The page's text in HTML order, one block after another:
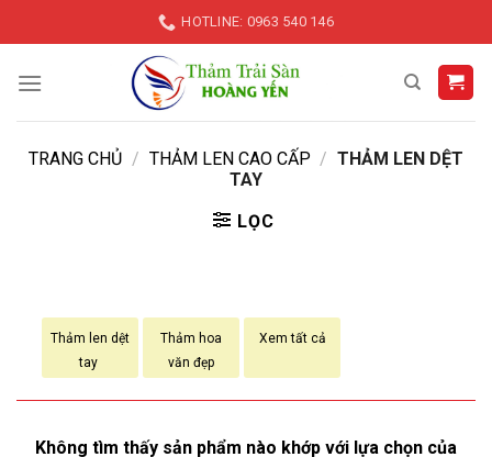
to
HOTLINE: 0963 540 146
TRANG CHỦ / THẢM LEN CAO CẤP / THẢM LEN DỆT
TAY
LỌC
Thảm len dệt
tay
Thảm hoa
văn đẹp
Xem tất cả
Không tìm thấy sản phẩm nào khớp với lựa chọn của